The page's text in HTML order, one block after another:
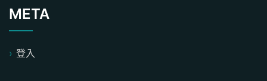
META
登入